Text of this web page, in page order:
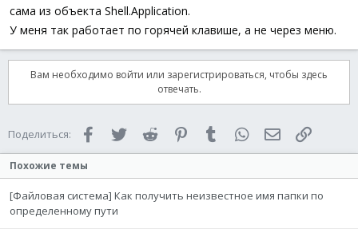
сама из объекта Shell.Application.
У меня так работает по горячей клавише, а не через меню.
Вам необходимо войти или зарегистрироваться, чтобы здесь
отвечать.
Поделиться: FacebookTwitter Reddit PinterestTumblr WhatsAppЭлектронная
Похожие темы
[Файловая система] Как получить неизвестное имя папки по
определенному пути